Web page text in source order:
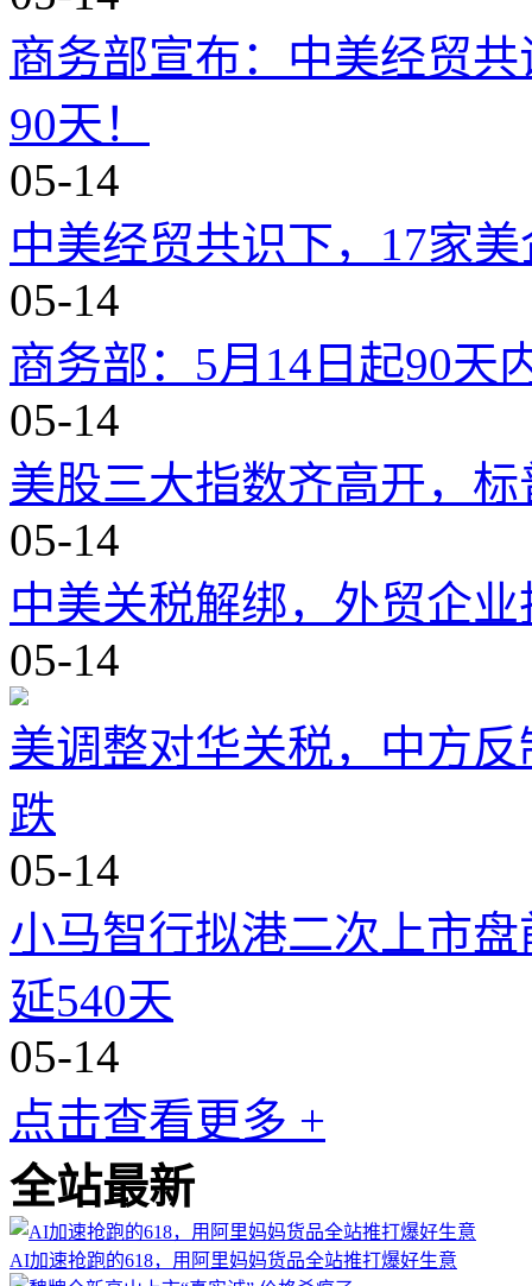
商务部宣布：中美经贸
90天！
05-14
中美经贸共识下，17家
05-14
商务部：5月14日起90天
05-14
美股三大指数齐高开，
05-14
中美关税解绑，外贸企
05-14
美调整对华关税，中方
跌
05-14
小马智行拟港二次上市
延540天
05-14
点击查看更多 +
全站最新
AI加速抢跑的618，用阿里妈妈货品全站推打爆好生意